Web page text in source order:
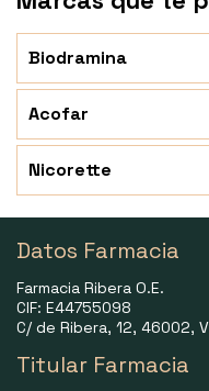
Biodramina
Acofar
Nicorette
Datos Farmacia
Farmacia Ribera O.E.
CIF: E44755098
C/ de Ribera, 12, 46002,
Titular Farmacia